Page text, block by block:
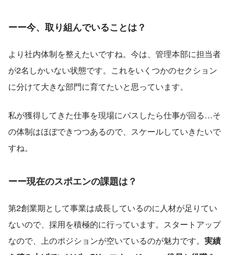
ーー今、取り組んでいることは？
より社内体制を整えたいですね。今は、管理本部に担当者
が2名しかいない状態です。これをいくつかのセクション
に分けて大きな部門に育てたいと思っています。
私が獲得してきた仕事を現場にパスしたら仕事が回る…そ
の体制はほぼできつつあるので、スケールしていきたいで
すね。
ーー現在のスポエンの課題は？
第2創業期として事業は成長しているのに人材が足りてい
ないので、採用を積極的に行っています。スタートアップ
なので、上のポジションが空いているのが魅力です。 実績